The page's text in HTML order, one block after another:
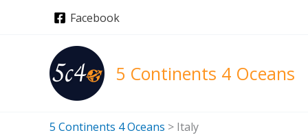
Facebook
5 Continents 4 Oceans
5 Continents 4 Oceans > Italy